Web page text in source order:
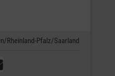
Rheinland-Pfalz/Saarland